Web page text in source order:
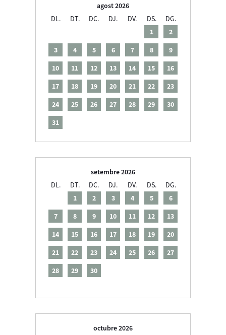
agost 2026
DL.
DT. DC. DJ. DV. DS.
DG.
1
2
3
4 5 6 7 8
9
10
11 12 13 14 15
16
17
18 19 20 21 22
23
24
25 26 27 28 29
30
31
setembre 2026
DL.
DT. DC. DJ. DV. DS.
DG.
1
2 3 4 5
6
7
8 9 10 11 12
13
14
15 16 17 18 19
20
21
22 23 24 25 26
27
28
29 30
octubre 2026